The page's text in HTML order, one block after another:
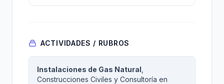
ACTIVIDADES / RUBROS
Instalaciones de Gas Natural
Construcciones Civiles y Consultoría en